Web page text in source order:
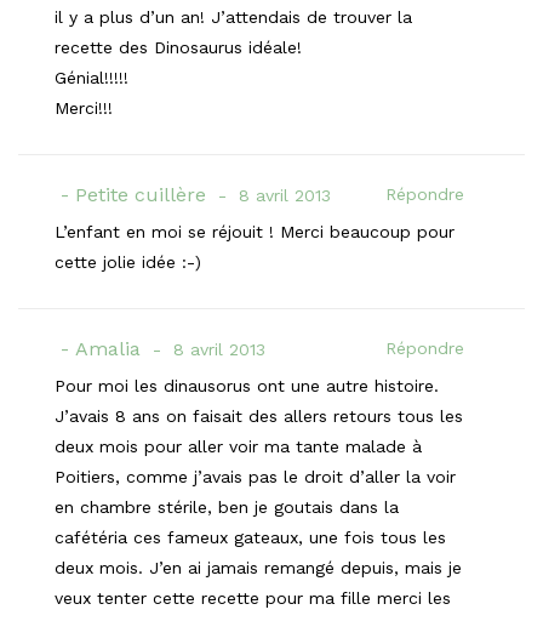
il y a plus d’un an! J’attendais de trouver la
recette des Dinosaurus idéale!
Génial!!!!!
Merci!!!
Petite cuillère 8 avril 2013
Répondre
L’enfant en moi se réjouit ! Merci beaucoup pour
cette jolie idée :-)
Amalia 8 avril 2013
Répondre
Pour moi les dinausorus ont une autre histoire.
J’avais 8 ans on faisait des allers retours tous les
deux mois pour aller voir ma tante malade à
Poitiers, comme j’avais pas le droit d’aller la voir
en chambre stérile, ben je goutais dans la
cafétéria ces fameux gateaux, une fois tous les
deux mois. J’en ai jamais remangé depuis, mais je
veux tenter cette recette pour ma fille merci les